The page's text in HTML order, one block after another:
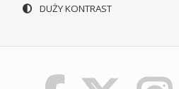
DUŻY KONTRAST